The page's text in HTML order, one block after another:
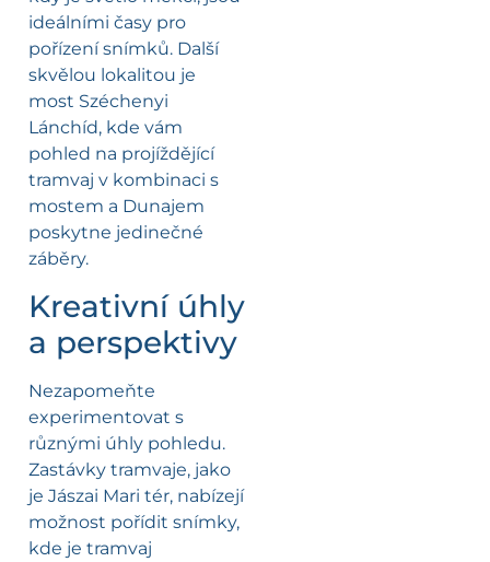
ideálními časy pro
pořízení snímků. Další
skvělou lokalitou je
most Széchenyi
Lánchíd, kde vám
pohled na projíždějící
tramvaj v kombinaci s
mostem a Dunajem
poskytne jedinečné
záběry.
Kreativní úhly
a perspektivy
Nezapomeňte
experimentovat s
různými úhly pohledu.
Zastávky tramvaje, jako
je Jászai Mari tér, nabízejí
možnost pořídit snímky,
kde je tramvaj